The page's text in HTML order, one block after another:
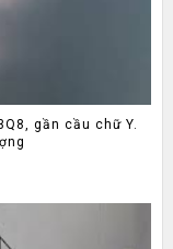
gần cầu chữ Y.